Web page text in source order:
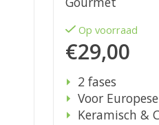
Op voorraad
€29,00
2 fases
Voor
Keramisch &